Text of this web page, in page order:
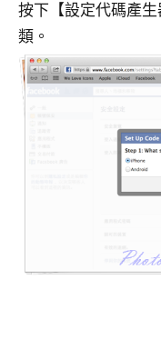
按下【設定代碼產
類。